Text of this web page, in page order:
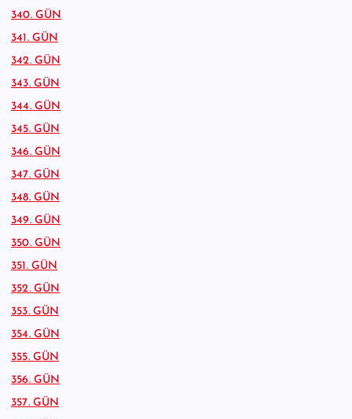
340. GÜN
341. GÜN
342. GÜN
343. GÜN
344. GÜN
345. GÜN
346. GÜN
347. GÜN
348. GÜN
349. GÜN
350. GÜN
351. GÜN
352. GÜN
353. GÜN
354. GÜN
355. GÜN
356. GÜN
357. GÜN